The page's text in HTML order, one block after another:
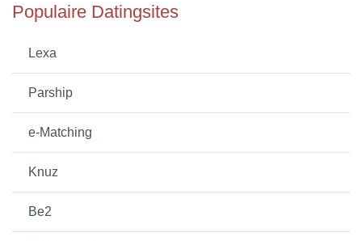
Populaire Datingsites
Lexa
Parship
e-Matching
Knuz
Be2